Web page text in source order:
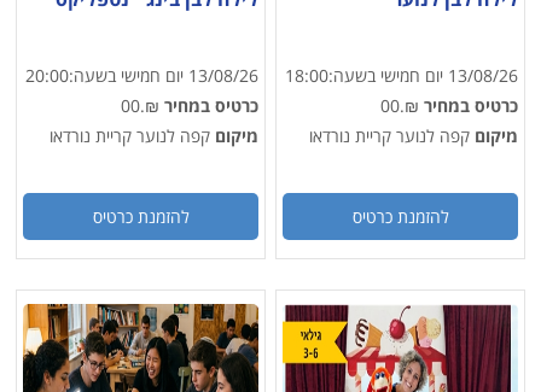
13/08/26 יום חמישי בשעה:18:00
כרטיס במחיר ₪.00
מיקום קפה לנוער קריית נורדאו
להזמנת כרטיס
13/08/26 יום חמישי בשעה:20:00
כרטיס במחיר ₪.00
מיקום קפה לנוער קריית נורדאו
להזמנת כרטיס